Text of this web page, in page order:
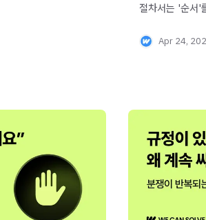
지를
절차서는 '순서'
운영기준의 차
Apr 24,